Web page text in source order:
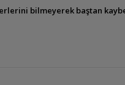
bilmeyerek baştan